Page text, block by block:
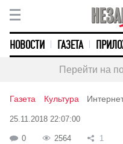
НОВОСТИ ГАЗЕТА
Перейти на
Газета Культура
25.11.2018 22:07:00
0 2564 1